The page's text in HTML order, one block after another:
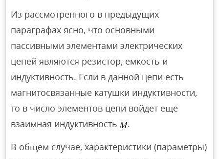
Из рассмотренного в предыдущих
параграфах ясно, что основными
пассивными элементами электрических
цепей являются резистор, емкость и
индуктивность. Если в данной цепи есть
магнитосвязанные катушки индуктивности,
то в число элементов цепи войдет еще
взаимная индуктивность
.
В общем случае, характеристики (параметры)